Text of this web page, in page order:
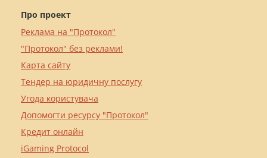
Про проект
Реклама на "Протокол"
"Протокол" без реклами!
Карта сайту
Тендер на юридичну послугу
Угода користувача
Допомогти ресурсу "Протокол"
Кредит онлайн
iGaming Protocol